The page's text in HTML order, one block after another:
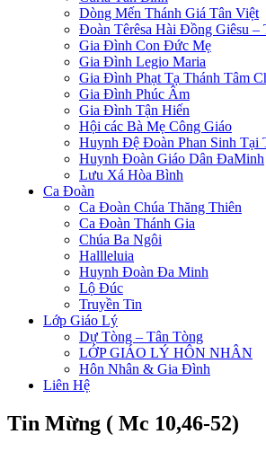
Dòng Mến Thánh Giá Tân Việt
Đoàn Têrêsa Hài Đồng Giêsu –
Gia Đình Con Đức Mẹ
Gia Đình Legio Maria
Gia Đình Phạt Tạ Thánh Tâm
Gia Đình Phúc Âm
Gia Đình Tận Hiến
Hội các Bà Mẹ Công Giáo
Huynh Đệ Đoàn Phan Sinh Tại
Huynh Đoàn Giáo Dân ĐaMinh
Lưu Xá Hòa Bình
Ca Đoàn
Ca Đoàn Chúa Thăng Thiên
Ca Đoàn Thánh Gia
Chúa Ba Ngôi
Hallleluia
Huynh Đoàn Đa Minh
Lộ Đúc
Truyền Tin
Lớp Giáo Lý
Dự Tòng – Tân Tòng
LỚP GIÁO LÝ HÔN NHÂN
Hôn Nhân & Gia Đình
Liên Hệ
Tin Mừng ( Mc 10,46-52)